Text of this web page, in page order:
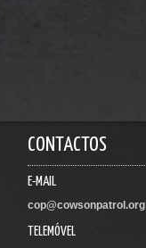
CONTACTOS
E-MAIL
cop@cowsonpatrol.org
TELEMÓVEL